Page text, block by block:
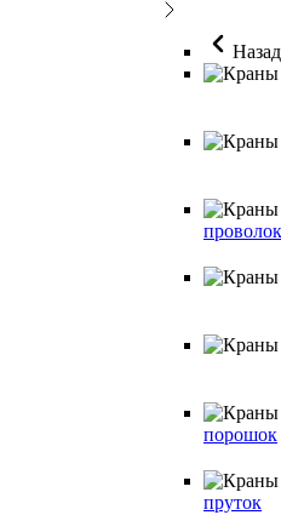
Назад
порошок
пруток